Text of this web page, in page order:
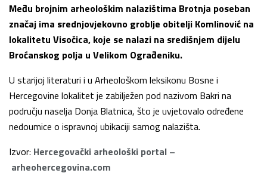
Među brojnim arheološkim nalazištima Brotnja poseban
značaj ima srednjovjekovno groblje obitelji Komlinović na
lokalitetu Visočica, koje se nalazi na središnjem dijelu
Broćanskog polja u Velikom Ograđeniku.
U starijoj literaturi i u Arheološkom leksikonu Bosne i
Hercegovine lokalitet je zabilježen pod nazivom Bakri na
području naselja Donja Blatnica, što je uvjetovalo određene
nedoumice o ispravnoj ubikaciji samog nalazišta.
Izvor: Hercegovački arheološki portal –
arheohercegovina.com